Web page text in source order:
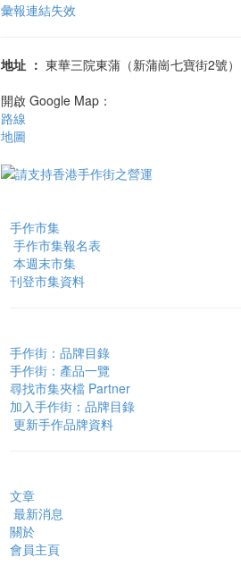
彙報連結失效
地址 ： 東華三院東蒲（新蒲崗七寶街2號）
開啟 Google Map：
路線
地圖
手作市集
手作市集報名表
本週末市集
刊登市集資料
手作街：品牌目錄
手作街：產品一覽
尋找市集夾檔 Partner
加入手作街：品牌目錄
更新手作品牌資料
文章
最新消息
關於
會員主頁